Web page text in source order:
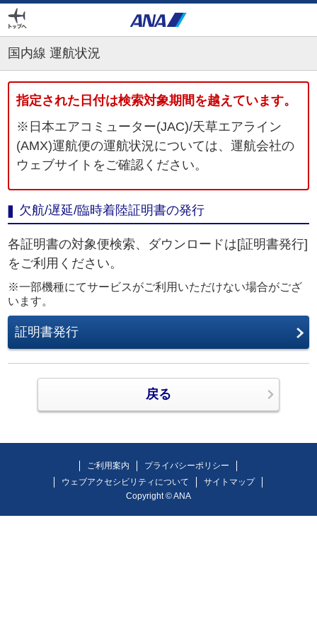
国内線 運航状況
指定された日付は検索対象期間を越えています。
※日本エアコミューター(JAC)/天草エアライン
(AMX)運航便の運航状況については、運航会社の
ウェブサイトをご確認ください。
欠航/遅延/臨時着陸証明書の発行
各証明書の対象便検索、ダウンロードは[証明書発行]
をご利用ください。
※一部機種にてサービスがご利用いただけない場合がござ
います。
証明書発行
戻る
ご利用案内
プライバシーポリシー
ウェブアクセシビリティについて
サイトマップ
Copyright ©ANA